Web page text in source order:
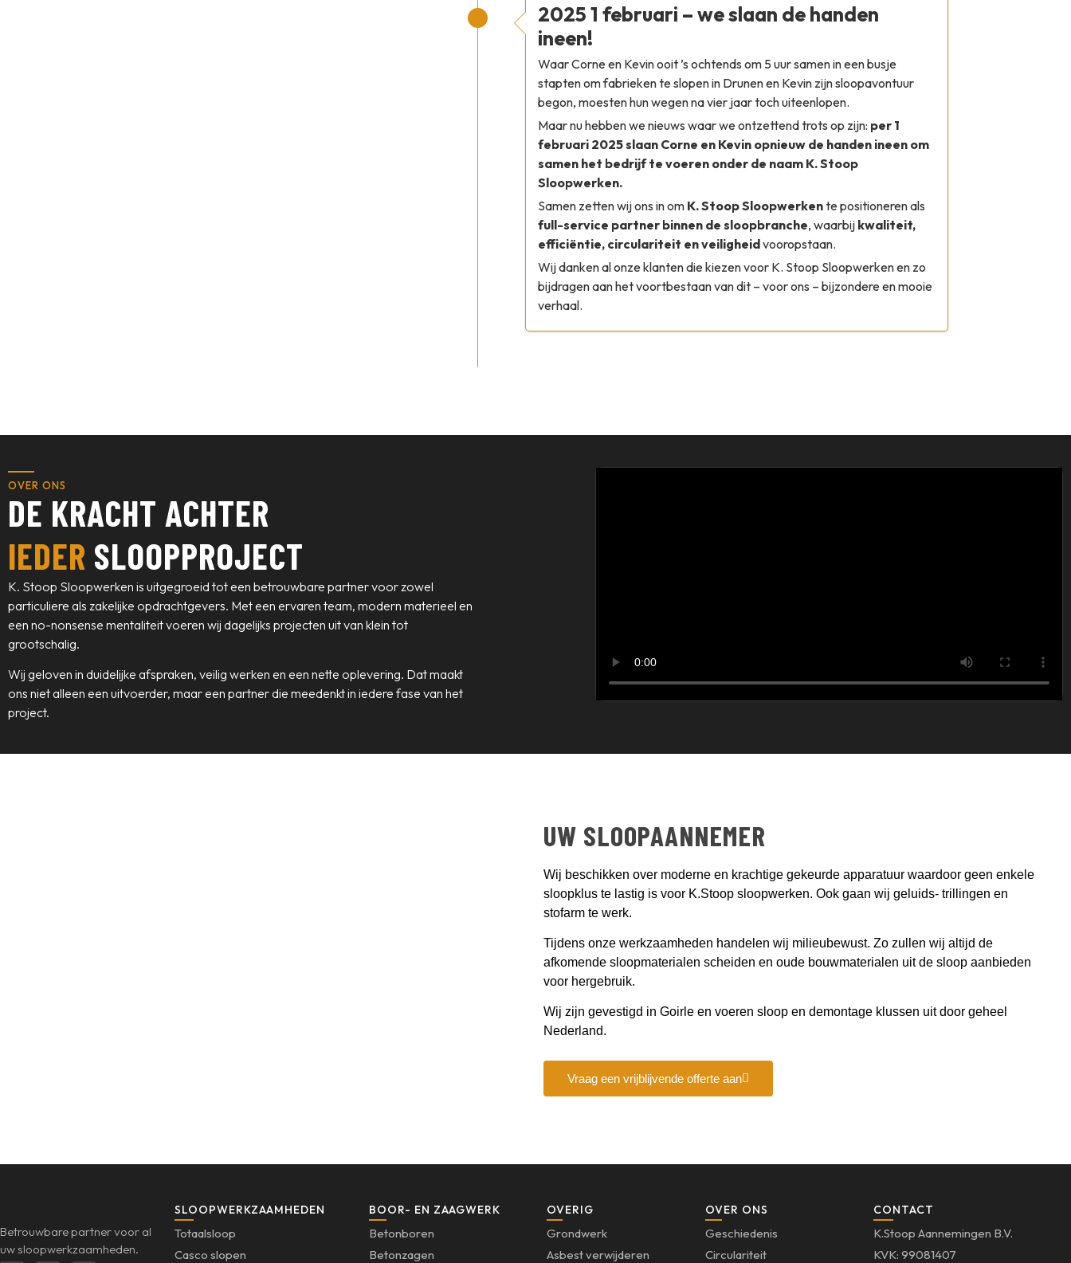
2025 1 februari – we slaan de handen
ineen!
Waar Corne en Kevin ooit ’s ochtends om 5 uur samen in een busje
stapten om fabrieken te slopen in Drunen en Kevin zijn sloopavontuur
begon, moesten hun wegen na vier jaar toch uiteenlopen.
Maar nu hebben we nieuws waar we ontzettend trots op zijn: per 1
februari 2025 slaan Corne en Kevin opnieuw de handen ineen om
samen het bedrijf te voeren onder de naam K. Stoop
Sloopwerken.
Samen zetten wij ons in om K. Stoop Sloopwerkente positioneren als
full-service partner binnen de sloopbranche, waarbij kwaliteit,
efficiëntie, circulariteit en veiligheidvooropstaan.
Wij danken al onze klanten die kiezen voor K. Stoop Sloopwerken en zo
bijdragen aan het voortbestaan van dit – voor ons – bijzondere en mooie
verhaal.
OVER ONS
DE KRACHT ACHTER
IEDER SLOOPPROJECT
K. Stoop Sloopwerken is uitgegroeid tot een betrouwbare partner voor zowel
particuliere als zakelijke opdrachtgevers. Met een ervaren team, modern materieel en
een no-nonsense mentaliteit voeren wij dagelijks projecten uit van klein tot
grootschalig.
Wij geloven in duidelijke afspraken, veilig werken en een nette oplevering. Dat maakt
ons niet alleen een uitvoerder, maar een partner die meedenkt in iedere fase van het
project.
UW SLOOPAANNEMER
Wij beschikken over moderne en krachtige gekeurde apparatuur waardoor geen enkele
sloopklus te lastig is voor K.Stoop sloopwerken. Ook gaan wij geluids- trillingen en
stofarm te werk.
Tijdens onze werkzaamheden handelen wij milieubewust. Zo zullen wij altijd de
afkomende sloopmaterialen scheiden en oude bouwmaterialen uit de sloop aanbieden
voor hergebruik.
Wij zijn gevestigd in Goirle en voeren sloop en demontage klussen uit door geheel
Nederland.
Vraag een vrijblijvende offerte aan
Betrouwbare partner voor al
uw sloopwerkzaamheden.
SLOOPWERKZAAMHEDEN
Totaalsloop
Casco slopen
BOOR- EN ZAAGWERK
Betonboren
Betonzagen
OVERIG
Grondwerk
Asbest verwijderen
OVER ONS
Geschiedenis
Circulariteit
CONTACT
K.Stoop Aannemingen B.V.
KVK: 99081407